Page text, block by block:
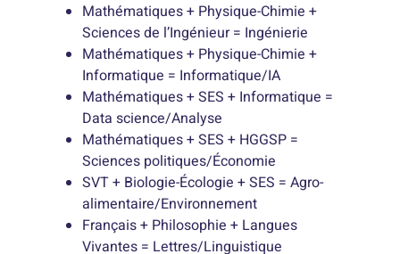
Mathématiques + Physique-Chimie +
Sciences de l’Ingénieur = Ingénierie
Mathématiques + Physique-Chimie +
Informatique = Informatique/IA
Mathématiques + SES + Informatique =
Data science/Analyse
Mathématiques + SES + HGGSP =
Sciences politiques/Économie
SVT + Biologie-Écologie + SES = Agro-
alimentaire/Environnement
Français + Philosophie + Langues
Vivantes = Lettres/Linguistique